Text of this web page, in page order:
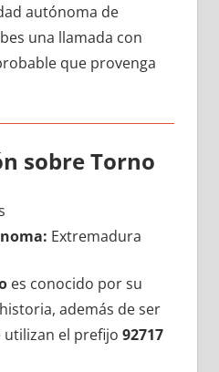
autónoma dе
una llamada сοn
quе provenga
sobre Torno
Extremadura
es conocido pοr su
además dе ser
utilizan el prefijo 92717